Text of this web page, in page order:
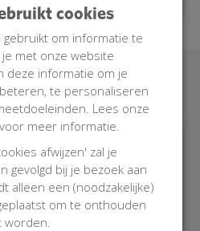
donaties
Philips
Oct 2018
cookies
om informatie te
met onze website
deze informatie om je
te personaliseren
Lees onze
voor meer informatie.
afwijzen' zal je
gevolgd bij je bezoek aan
alleen een (noodzakelijke)
om te onthouden
worden.